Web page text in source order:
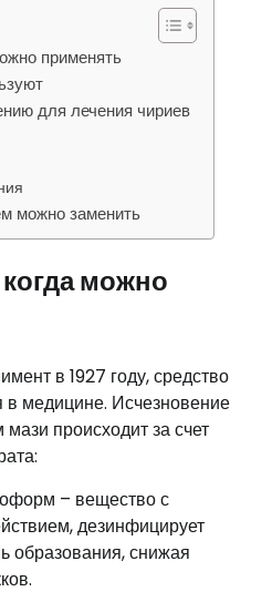
применять
для лечения чириев
можно заменить
когда можно
в 1927 году, средство
в медицине. Исчезновение
происходит за счет
– вещество с
дезинфицирует
образования, снижая